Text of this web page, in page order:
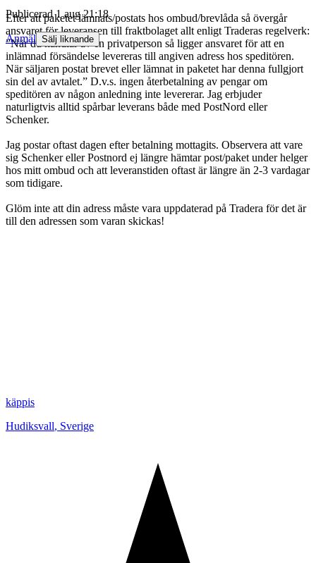
Efter att paketet lämnats/postats hos ombud/brevlåda så övergår
ansvaret för leveransen till fraktbolaget allt enligt Traderas regelverk:
”När du handlar av en privatperson så ligger ansvaret för att en
inlämnad försändelse levereras till angiven adress hos speditören.
När säljaren postat brevet eller lämnat in paketet har denna fullgjort
sin del av avtalet.” D.v.s. ingen återbetalning av pengar om
speditören av någon anledning inte levererar. Jag erbjuder
naturligtvis alltid spårbar leverans både med PostNord eller
Schenker.
Jag postar oftast dagen efter betalning mottagits. Observera att vare
sig Schenker eller Postnord ej längre hämtar post/paket under helger
hos mitt ombud och att leveranstiden oftast är längre än 2-3 vardagar
som tidigare.
Glöm inte att din adress måste vara uppdaterad på Tradera för det är
till den adressen som varan skickas!
Publicerad 1 aug 21:18
Anmäl Sälj liknande
käppis
Hudiksvall, Sverige